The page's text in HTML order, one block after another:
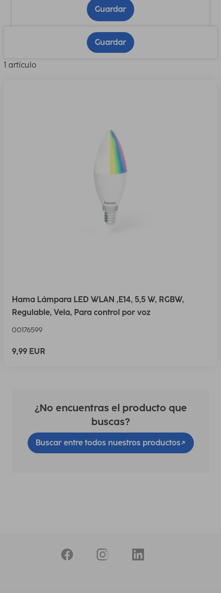
Guardar
Guardar
1 artículo
Hama Lámpara LED WLAN ,E14, 5,5 W, RGBW,
Regulable, Vela, Para control por voz
00176599
9,99 EUR
¿No encuentras el producto que
buscas?
Buscar entre todos nuestros productos